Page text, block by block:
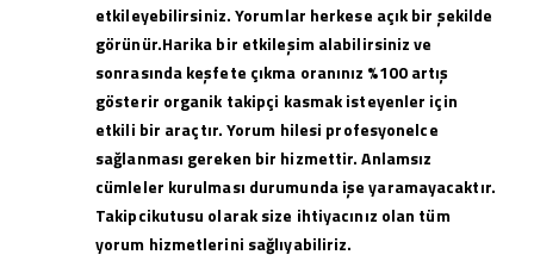
etkileyebilirsiniz. Yorumlar herkese açık bir şekilde
görünür.Harika bir etkileşim alabilirsiniz ve
sonrasında keşfete çıkma oranınız %100 artış
gösterir organik takipçi kasmak isteyenler için
etkili bir araçtır. Yorum hilesi profesyonelce
sağlanması gereken bir hizmettir. Anlamsız
cümleler kurulması durumunda işe yaramayacaktır.
Takipcikutusu olarak size ihtiyacınız olan tüm
yorum hizmetlerini sağlıyabiliriz.